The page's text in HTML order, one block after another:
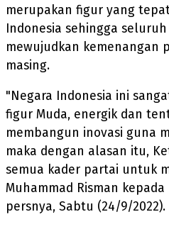
merupakan figur yang
Indonesia sehingga
mewujudkan kemenangan
masing.
"Negara Indonesia ini
figur Muda, energik dan
membangun inovasi guna
maka dengan alasan itu,
semua kader partai untuk
Muhammad Risman
persnya, Sabtu (24/9/2022).